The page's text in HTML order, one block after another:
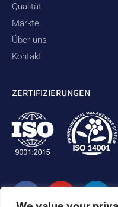
Qualität
Märkte
Über uns
Kontakt
ZERTIFIZIERUNGEN